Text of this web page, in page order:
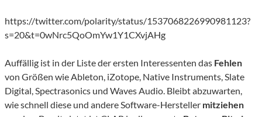
https://twitter.com/polarity/status/1537068226990981123?
s=20&t=0wNrc5QoOmYw1Y1CXvjAHg
Auffällig ist in der Liste der ersten Interessenten das Fehlen
von Größen wie Ableton, iZotope, Native Instruments, Slate
Digital, Spectrasonics und Waves Audio. Bleibt abzuwarten,
wie schnell diese und andere Software-Hersteller mitziehen